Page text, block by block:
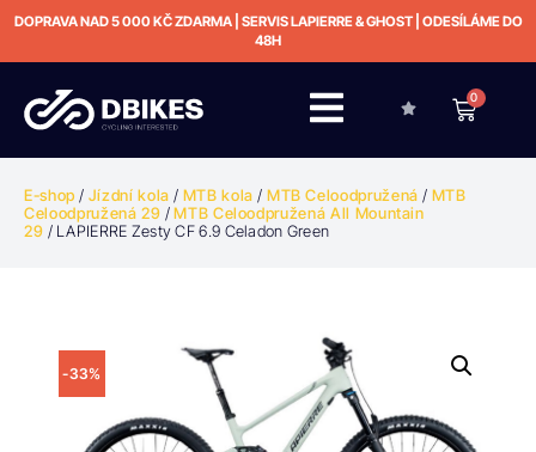
DOPRAVA NAD 5 000 KČ ZDARMA | SERVIS LAPIERRE & GHOST | ODESÍLÁME DO
48H
0
E-shop / Jízdní kola / MTB kola / MTB Celoodpružená / MTB
Celoodpružená 29 /MTB Celoodpružená All Mountain
29 / LAPIERRE Zesty CF 6.9 Celadon Green
-33%